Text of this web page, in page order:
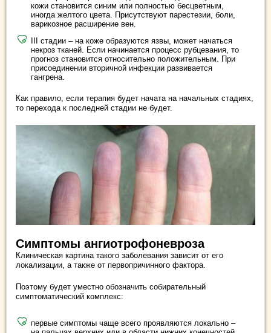
кожи становится синим или полностью бесцветным,
иногда желтого цвета. Присутствуют парестезии, боли,
варикозное расширение вен.
III стадии – на коже образуются язвы, может начаться
некроз тканей. Если начинается процесс рубцевания, то
прогноз становится относительно положительным. При
присоединении вторичной инфекции развивается
гангрена.
Как правило, если терапия будет начата на начальных стадиях,
то перехода к последней стадии не будет.
Симптомы ангиотрофоневроза
Клиническая картина такого заболевания зависит от его
локализации, а также от первопричинного фактора.
Поэтому будет уместно обозначить собирательный
симптоматический комплекс:
первые симптомы чаще всего проявляются локально –